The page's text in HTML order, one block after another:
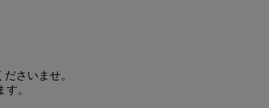
さいませ。
。